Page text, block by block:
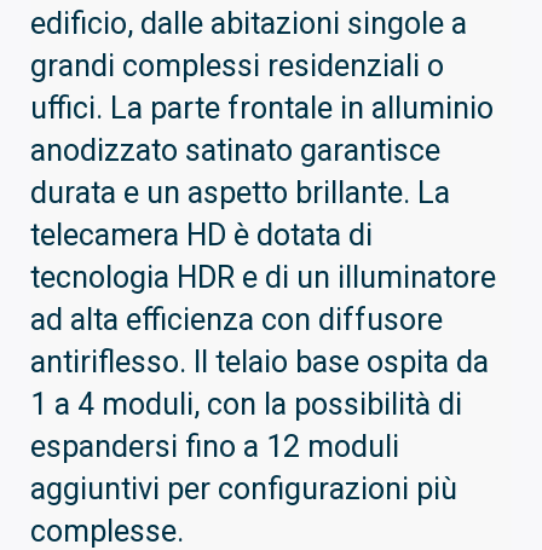
edificio, dalle abitazioni singole a
grandi complessi residenziali o
uffici. La parte frontale in alluminio
anodizzato satinato garantisce
durata e un aspetto brillante. La
telecamera HD è dotata di
tecnologia HDR e di un illuminatore
ad alta efficienza con diffusore
antiriflesso. Il telaio base ospita da
1 a 4 moduli, con la possibilità di
espandersi fino a 12 moduli
aggiuntivi per configurazioni più
complesse.